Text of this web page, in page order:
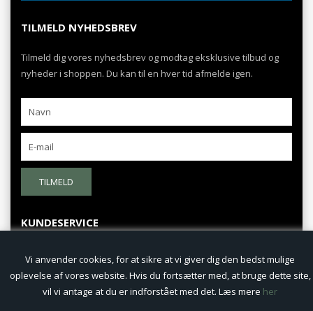
Vi anvender cookies, for at sikre at vi giver dig den bedst mulige
oplevelse af vores website. Hvis du fortsætter med, at bruge dette site,
vil vi antage at du er indforstået med det. Læs mere her
TILMELD NYHEDSBREV
Tilmeld dig vores nyhedsbrev og modtag eksklusive tilbud og
nyheder i shoppen. Du kan til en hver tid afmelde igen.
TILMELD
KUNDESERVICE
Fortrydelsesret
Persondatapolitik